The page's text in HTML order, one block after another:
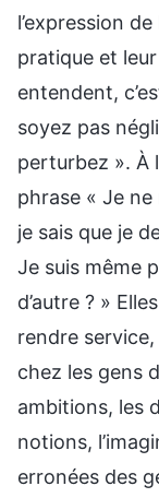
l’expression
pratique et
entendent,
soyez pas
perturbez ». À
phrase « Je ne
je sais que je
Je suis même
d’autre ? »
rendre
chez les gens
ambitions, les
notions,
erronées des